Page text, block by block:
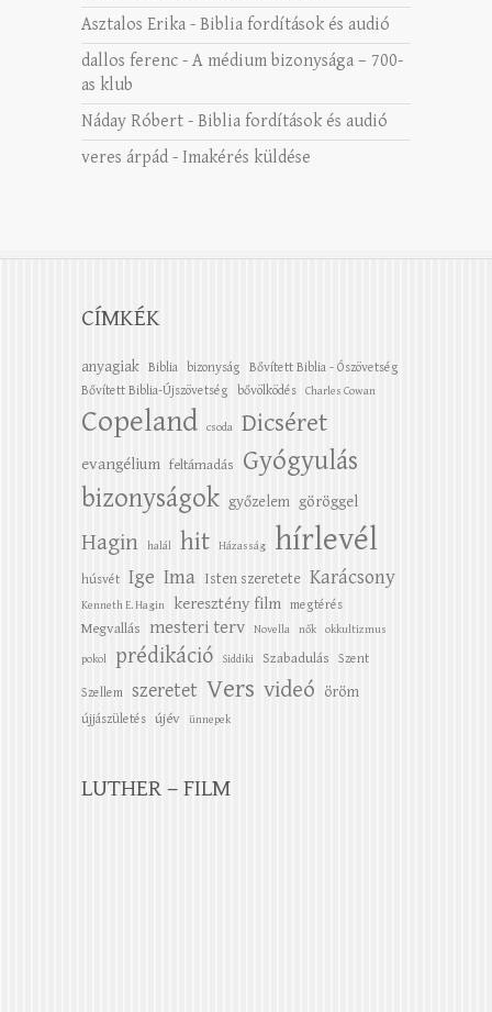
Asztalos Erika - Biblia fordítások és audió
dallos ferenc - A médium bizonysága – 700-
as klub
Náday Róbert - Biblia fordítások és audió
veres árpád - Imakérés küldése
CÍMKÉK
anyagiak Biblia bizonyság
Bővített Biblia - Ószövetség
Bővített Biblia-Újszövetség
bővölködés Charles Cowan
Copeland csoda Dicséret
evangélium feltámadás
Gyógyulás
bizonyságok győzelem göröggel
Hagin halál hit Házasság hírlevél
húsvét Ige Ima Isten szeretete Karácsony
Kenneth E. Hagin keresztény film megtérés
Megvallás mesteri terv Novella nők okkultizmus
pokol prédikáció Siddiki Szabadulás Szent
Szellem szeretet Vers videó öröm
újjászületés újév ünnepek
LUTHER – FILM